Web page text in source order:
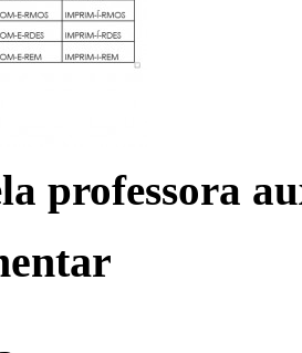
professora